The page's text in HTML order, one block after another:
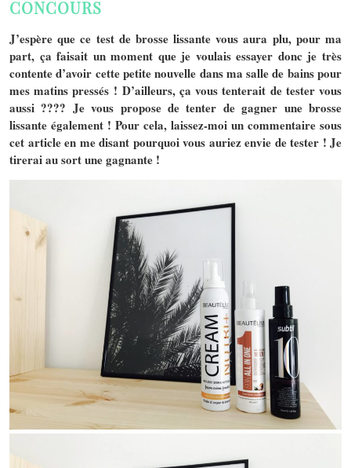
CONCOURS
J’espère que ce test de brosse lissante vous aura plu, pour ma
part, ça faisait un moment que je voulais essayer donc je très
contente d’avoir cette petite nouvelle dans ma salle de bains pour
mes matins pressés ! D’ailleurs, ça vous tenterait de tester vous
aussi ???? Je vous propose de tenter de gagner une brosse
lissante également ! Pour cela, laissez-moi un commentaire sous
cet article en me disant pourquoi vous auriez envie de tester ! Je
tirerai au sort une gagnante !